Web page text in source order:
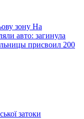
зону На
авто: загинула
присвоил 200
затоки